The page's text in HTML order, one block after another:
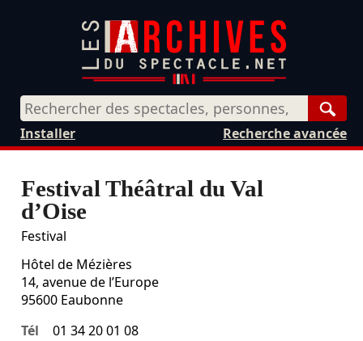
Recherche avancée
Installer
Festival Théâtral du Val
d’Oise
Festival
Hôtel de Mézières
14, avenue de l’Europe
95600 Eaubonne
Tél
01 34 20 01 08